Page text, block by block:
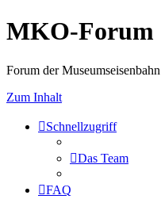
MKO-Forum
Forum der
Zum Inhalt
Schnellzugriff
Das Team
FAQ